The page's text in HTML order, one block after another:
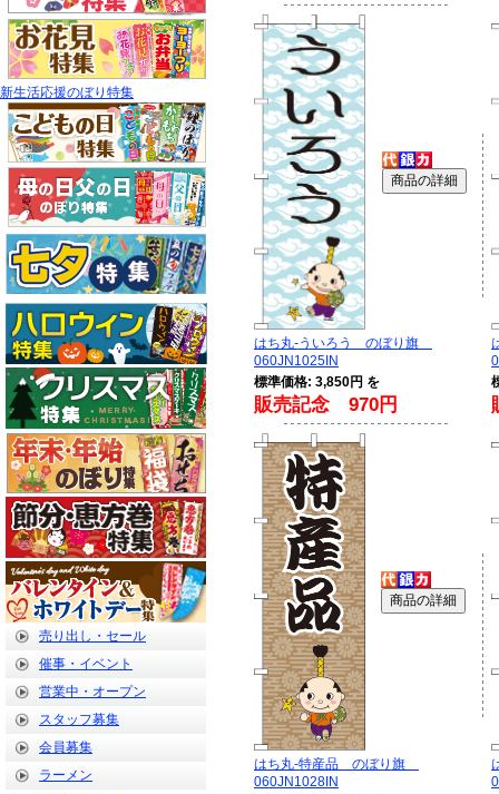
新生活応援のぼり特集
売り出し・セール
催事・イベント
営業中・オープン
スタッフ募集
会員募集
ラーメン
はち丸-ういろう のぼり旗
060JN1025IN
標準価格: 3,850円 を
販売記念 970円
はち丸-特産品 のぼり旗
060JN1028IN